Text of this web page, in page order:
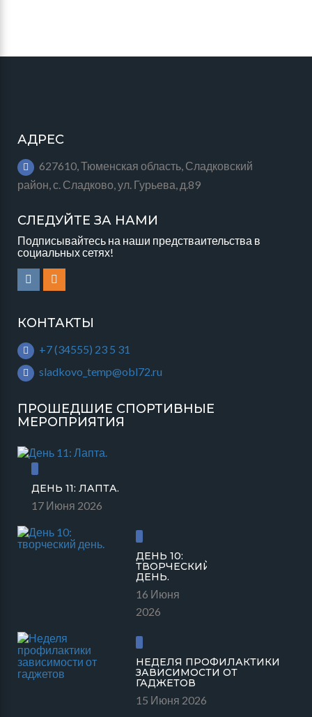
АДРЕС
627610, Тюменская область, Сладковский
район, с. Сладково, ул. Гурьева, д.89
СЛЕДУЙТЕ ЗА НАМИ
Подписывайтесь на наши предстваительства в
социальных сетях!
КОНТАКТЫ
+7 (34555) 23 5 31
sladkovo_temp@obl72.ru
ПРОШЕДШИЕ СПОРТИВНЫЕ
МЕРОПРИЯТИЯ
ДЕНЬ 11: ЛАПТА.
17 Июня 2026
ДЕНЬ 10:
ТВОРЧЕСКИЙ
ДЕНЬ.
16 Июня
2026
НЕДЕЛЯ ПРОФИЛАКТИКИ
ЗАВИСИМОСТИ ОТ
ГАДЖЕТОВ
15 Июня 2026